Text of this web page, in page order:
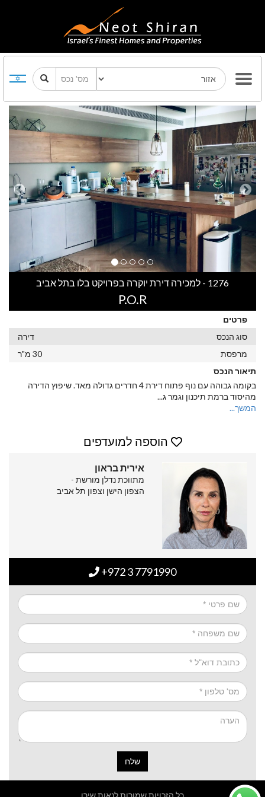
Previous Next
1276 - למכירה דירת יוקרה בפרויקט בלו בתל אביב
P.O.R
פרטים
סוג הנכס
דירה
מרפסת
30 מ"ר
תיאור הנכס
בקומה גבוהה עם נוף פתוח דירת 4 חדרים גדולה מאד. שיפוץ הדירה
מהיסוד ברמת תיכנון וגמר ג...
המשך...
הוספה למועדפים
אירית בראון
מתווכת נדלן מורשת -
הצפון הישן וצפון תל אביב
+972 3 7791990
שלח
כל הזכויות שמורות לנאות שירן